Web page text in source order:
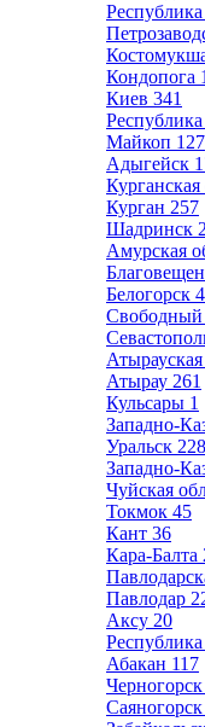
Кондопога
Киев 341
Майкоп 127
Адыгейск
Курганская
Курган 257
Шадринск
Амурская
Белогорск
Свободный
Атырауская
Атырау 261
Кульсары 1
Западно-
Уральск 228
Западно-
Чуйская
Токмок 45
Кант 36
Кара-Балта
Павлодар
Аксу 20
Абакан 117
Черногорск
Саяногорск